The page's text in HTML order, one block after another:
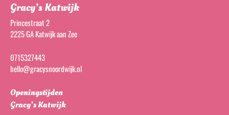
Gracy’s Katwijk
Princestraat 2
2225 GA Katwijk aan Zee
0715327443
hello@gracysnoordwijk.nl
Openingstijden
Gracy’s Katwijk